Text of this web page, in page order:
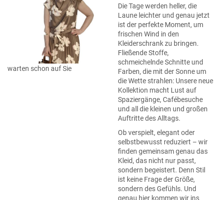
warten schon auf Sie
Die Tage werden heller, die
Laune leichter und genau jetzt
ist der perfekte Moment, um
frischen Wind in den
Kleiderschrank zu bringen.
Fließende Stoffe,
schmeichelnde Schnitte und
Farben, die mit der Sonne um
die Wette strahlen: Unsere neue
Kollektion macht Lust auf
Spaziergänge, Cafébesuche
und all die kleinen und großen
Auftritte des Alltags.
Ob verspielt, elegant oder
selbstbewusst reduziert – wir
finden gemeinsam genau das
Kleid, das nicht nur passt,
sondern begeistert. Denn Stil
ist keine Frage der Größe,
sondern des Gefühls. Und
genau hier kommen wir ins